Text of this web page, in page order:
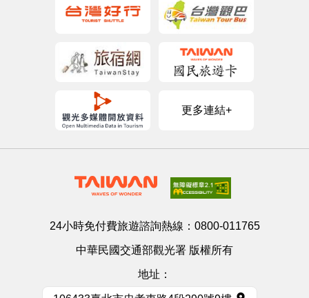
更多連結+
24小時免付費旅遊諮詢熱線： 0800-011765
中華民國交通部觀光署 版權所有
地址：